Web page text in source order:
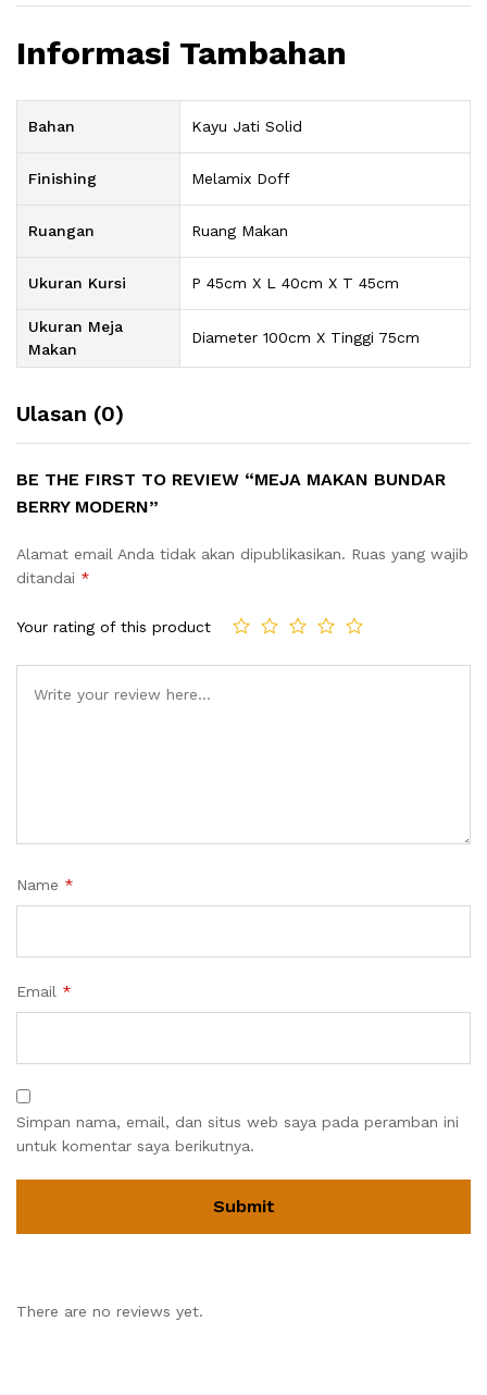
Informasi Tambahan
Bahan Kayu Jati Solid
Finishing Melamix Doff
Ruangan Ruang Makan
Ukuran Kursi P 45cm X L 40cm X T 45cm
Ukuran Meja
Makan
Diameter 100cm X Tinggi 75cm
Ulasan (0)
BE THE FIRST TO REVIEW “MEJA MAKAN BUNDAR
BERRY MODERN”
Alamat email Anda tidak akan dipublikasikan. Ruas yang wajib
ditandai *
Your rating of this product
Name *
Email *
Simpan nama, email, dan situs web saya pada peramban ini
untuk komentar saya berikutnya.
There are no reviews yet.